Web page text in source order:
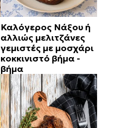
Καλόγερος Νάξου ή
αλλιώς μελιτζάνες
γεμιστές με μοσχάρι
κοκκινιστό βήμα -
βήμα